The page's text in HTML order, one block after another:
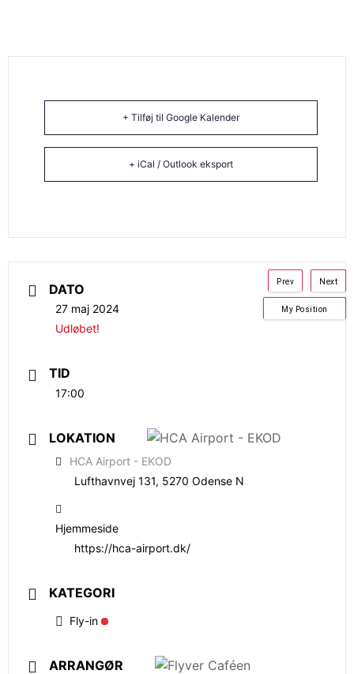
+ Tilføj til Google Kalender
+ iCal / Outlook eksport
DATO
27 maj 2024
Udløbet!
TID
17:00
LOKATION
HCA Airport - EKOD
Lufthavnvej 131, 5270 Odense N
Hjemmeside
https://hca-airport.dk/
KATEGORI
Fly-in
ARRANGØR
Next
Prev
My Position